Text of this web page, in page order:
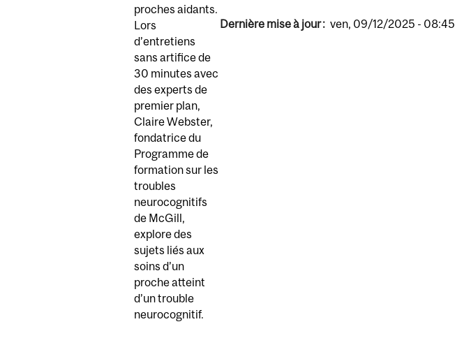
proches aidants.
Lors
d’entretiens
sans artifice de
30 minutes avec
des experts de
premier plan,
Claire Webster,
fondatrice du
Programme de
formation sur les
troubles
neurocognitifs
de McGill,
explore des
sujets liés aux
soins d’un
proche atteint
d’un trouble
neurocognitif.
Dernière mise à jour : ven, 09/12/2025 - 08:45